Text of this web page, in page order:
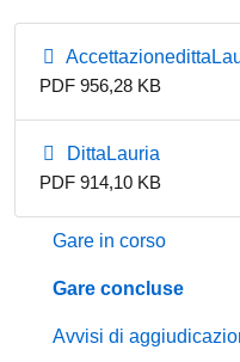
PDF 956,28 KB
DittaLauria
PDF 914,10 KB
Gare in corso
Gare concluse
Avvisi di